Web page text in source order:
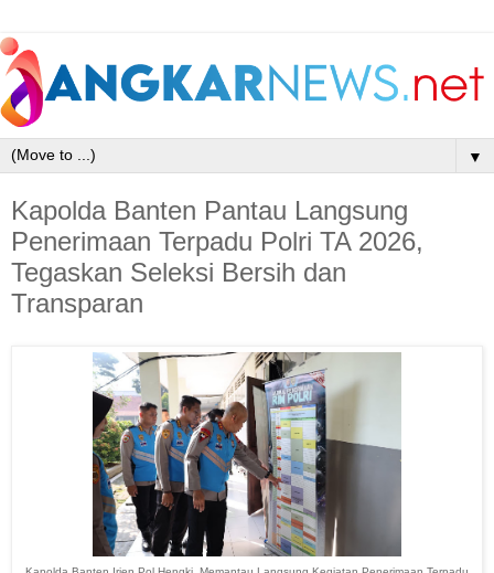
▼
Kapolda Banten Pantau Langsung
Penerimaan Terpadu Polri TA 2026,
Tegaskan Seleksi Bersih dan
Transparan